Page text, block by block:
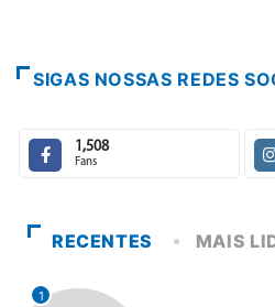
SIGAS NOSSAS REDES
1,508
Fans
RECENTES MAIS
1